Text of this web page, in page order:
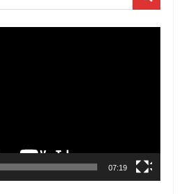
07:19